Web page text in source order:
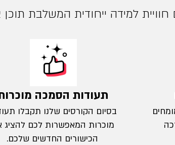
למידה ייחודית המשלבת תוכן
תעודות הסמכה
בסיום הקורסים שלנו תקבלו
מוכרות המאפשרות לכם להציג
הכישורים החדשים שלכם.